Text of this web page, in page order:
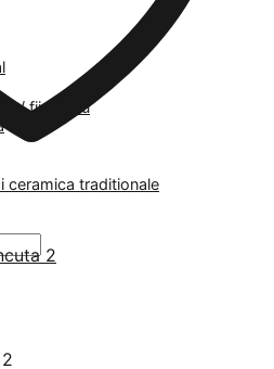
/ fiica / fiu
ceramica traditionale